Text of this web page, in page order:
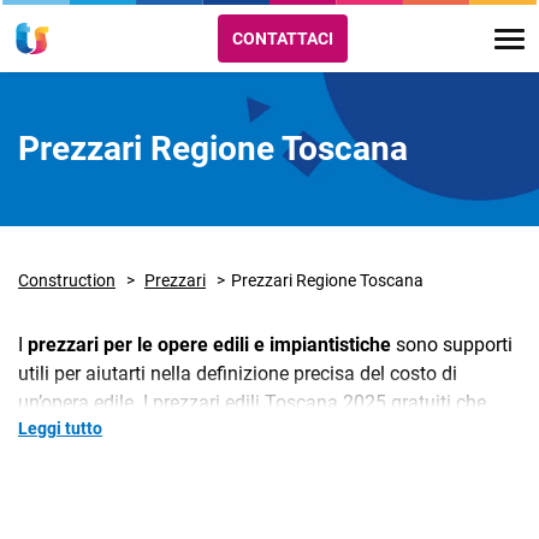
CONTATTACI
Prezzari Regione Toscana
Construction Prezzari Prezzari Regione Toscana
I prezzari per le opere edili e impiantistiche sono supporti
utili per aiutarti nella definizione precisa del costo di
un’opera edile. I prezzari edili Toscana 2025 gratuiti che
trovi su TeamSystem Cantieri sono frutto di un
Leggi tutto